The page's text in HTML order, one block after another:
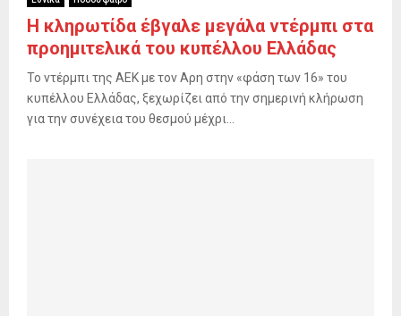
Η κληρωτίδα έβγαλε μεγάλα ντέρμπι στα
προημιτελικά του κυπέλλου Ελλάδας
Το ντέρμπι της ΑΕΚ με τον Αρη στην «φάση των 16» του
κυπέλλου Ελλάδας, ξεχωρίζει από την σημερινή κλήρωση
για την συνέχεια του θεσμού μέχρι...